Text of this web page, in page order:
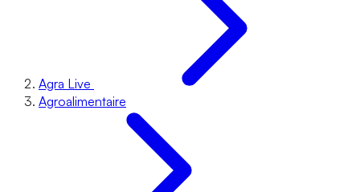
Agra Live
Agroalimentaire